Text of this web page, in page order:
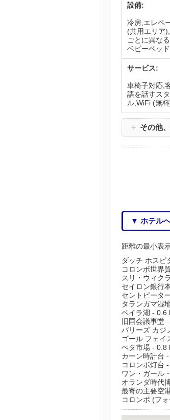
設備:
冷房,エレベ
(共用エリア
ごとに異な
ベビーベッ
サービス:
車椅子対応,
語を話すス
ル,WiFi (無
＋ その他
▼ ホテル
距離の最小表
ダッチ ホスピ
コロンボ世界
スリ・ウィク
セイロン銀行
セントピータ
タランガマ湿
ベイラ湖 - 0.6
旧国会議事堂
バリーズ カジ
ゴール フェイ
ぺタ市場 - 0.8
カーン時計台
コロンボ灯台
ワン・ガール
オランダ時代
最寄の主要空
コロンボ (フ